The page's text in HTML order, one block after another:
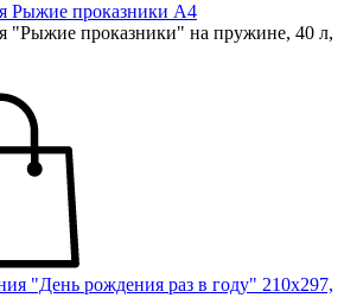
Рыжие проказники А4
"Рыжие проказники" на пружине, 40 л,